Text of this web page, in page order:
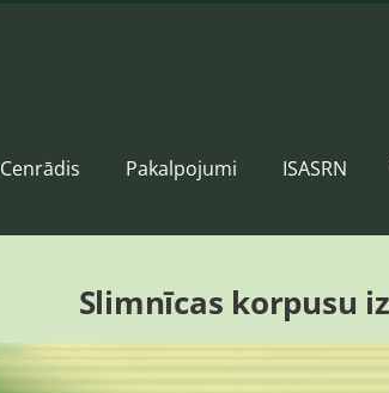
Cenrādis Pakalpojumi ISASRN
Slimnīcas korpusu